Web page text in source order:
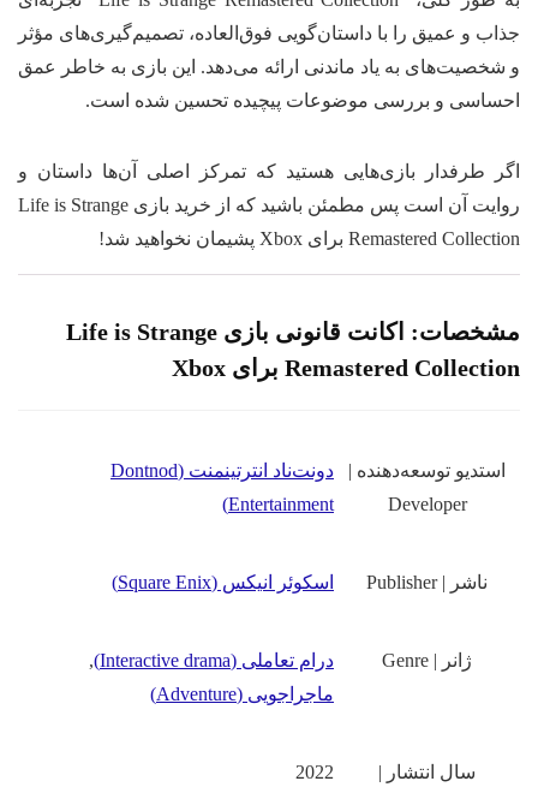
جذاب و عمیق را با داستان‌گویی فوق‌العاده، تصمیم‌گیری‌های مؤثر
و شخصیت‌های به یاد ماندنی ارائه می‌دهد. این بازی به خاطر عمق
احساسی و بررسی موضوعات پیچیده تحسین شده است.
اگر طرفدار بازی‌هایی هستید که تمرکز اصلی آن‌ها داستان و
روایت آن است پس مطمئن باشید که از خرید بازی Life is Strange
Remastered Collection برای Xbox پشیمان نخواهید شد!
مشخصات:
اکانت قانونی بازی Life is Strange
Remastered Collection برای Xbox
استدیو توسعه‌دهنده |
Developer
دونت‌ناد انترتینمنت (Dontnod
Entertainment)
ناشر | Publisher اسکوئر انیکس (Square Enix)
ژانر | Genre درام تعاملی (Interactive drama)
,
ماجراجویی (Adventure)
سال انتشار |
2022